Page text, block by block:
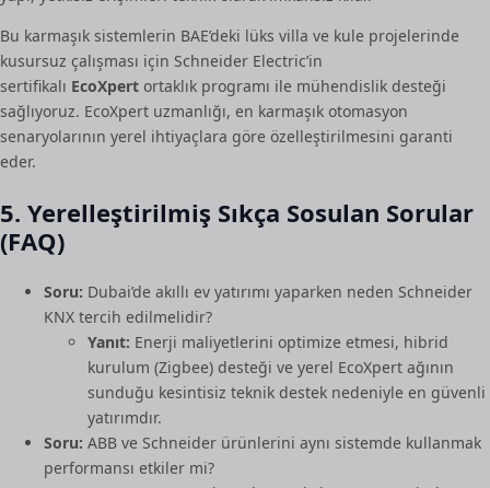
Bu karmaşık sistemlerin BAE’deki lüks villa ve kule projelerinde
kusursuz çalışması için Schneider Electric’in
sertifikalı EcoXpert ortaklık programı ile mühendislik desteği
sağlıyoruz. EcoXpert uzmanlığı, en karmaşık otomasyon
senaryolarının yerel ihtiyaçlara göre özelleştirilmesini garanti
eder.
5. Yerelleştirilmiş Sıkça Sosulan Sorular
(FAQ)
Soru: Dubai’de akıllı ev yatırımı yaparken neden Schneider
KNX tercih edilmelidir?
Yanıt: Enerji maliyetlerini optimize etmesi, hibrid
kurulum (Zigbee) desteği ve yerel EcoXpert ağının
sunduğu kesintisiz teknik destek nedeniyle en güvenli
yatırımdır.
Soru: ABB ve Schneider ürünlerini aynı sistemde kullanmak
performansı etkiler mi?